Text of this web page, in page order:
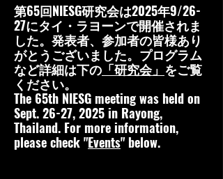
第65回NIESG研究会は2025年9/26-
27にタイ・ラヨーンで開催されま
した。発表者、参加者の皆様あり
がとうございました。プログラム
など詳細は下の 「研究会」 をご覧
ください。
The 65th NIESG meeting was held on
Sept. 26-27, 2025 in Rayong,
Thailand. For more information,
please check "Events" below.